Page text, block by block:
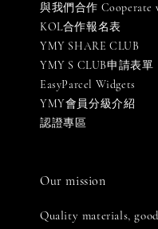
與我們合作 Cooperate
KOL合作報名表
YMY SHARE CLUB
YMY S CLUB申請表單
EasyParcel Widgets
YMY會員分級介紹
認證專區
Our mission
Quality materials,